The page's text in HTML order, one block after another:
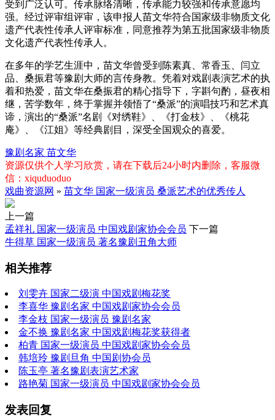
受到广泛认可。传承脉络清晰，传承能力较强和传承意愿均
强。经过评审组评审，该申报人苗文华符合国家级非物质文化
遗产代表性传承人评审标准，同意推荐为第五批国家级非物质
文化遗产代表性传承人。
在多年的学艺生涯中，苗文华曾受到陈素真、常香玉、闫立
品、桑振君等豫剧大师的言传身教。凭着对戏剧表演艺术的执
着和热爱，苗文华在桑振君的精心指导下，字斟句酌，昼夜相
继，苦学数年，终于掌握并领悟了“桑派”的演唱技巧和艺术真
谛，演出的“桑派”名剧《对绣鞋》、《打金枝》、《桃花
庵》、《江姐》等经典剧目，深受全国观众的喜爱。
豫剧名家 苗文华
资源仅供个人学习欣赏，请在下载后24小时内删除，客服微
信：xiquduoduo
戏曲资源网 » 苗文华 国家一级演员 桑派艺术的优秀传人
上一篇
孟祥礼 国家一级演员 中国戏剧家协会会员 下一篇
牛得草 国家一级演员 著名豫剧丑角大师
相关推荐
刘雯卉 国家二级演 中国戏剧梅花奖
李喜华 豫剧名家 中国戏剧家协会会员
李金枝 国家一级演员 豫剧名家
金不换 豫剧名家 中国戏剧梅花奖获得者
柏青 国家一级演员 中国戏剧家协会会员
韩培玲 豫剧旦角 中国剧协会员
陈玉亭 著名豫剧表演艺术家
路艳菊 国家一级演员 中国戏剧家协会会员
发表回复